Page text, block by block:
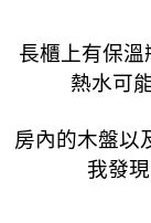
長櫃上有保溫
熱水可
房內的木盤以
我發